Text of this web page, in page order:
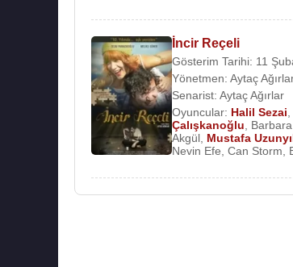
İncir Reçeli
Gösterim Tarihi: 11
Yönetmen: Aytaç
Senarist: Aytaç Ağırlar
Oyuncular: Halil Sezai
Çalışkanoğlu
Akgül Mustafa
Nevin Efe Can Storm